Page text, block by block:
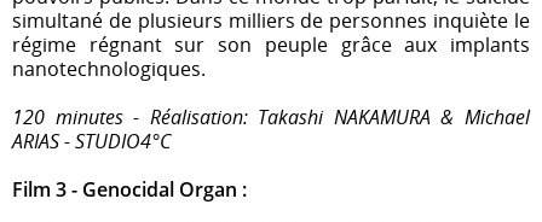
simultané de plusieurs milliers de personnes inquiète le
régime régnant sur son peuple grâce aux implants
nanotechnologiques.
120 minutes - Réalisation: Takashi NAKAMURA & Michael
ARIAS - STUDIO4°C
Film 3 - Genocidal Organ :